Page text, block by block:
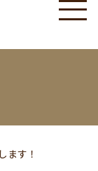
ます！